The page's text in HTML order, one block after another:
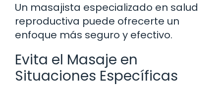
Un masajista especializado en salud
reproductiva puede ofrecerte un
enfoque más seguro y efectivo.
Evita el Masaje en
Situaciones Específicas